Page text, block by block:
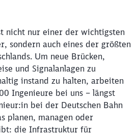
nicht nur einer der wichtigsten
sondern auch eines der größten
Um neue Brücken,
und Signalanlagen zu
instand zu halten, arbeiten
Ingenieure bei uns – längst
bei der Deutschen Bahn
planen, managen oder
die Infrastruktur für